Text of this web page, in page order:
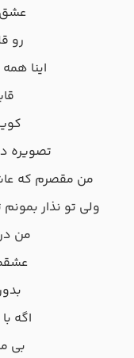
عشق
رو
اینا
تصویره
من مقصرم که
ولی تو نذار بمونم
من
اگه
بی